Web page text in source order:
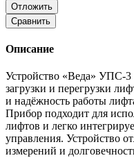
Отложить
Сравнить
Описание
Устройство «Веда» УПС-3
загрузки и перегрузки
и надёжность работы
Прибор подходит для
лифтов и легко
управления. Устройство
измерений и